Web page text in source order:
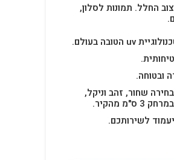
החלל. תמונות לסלון,
שחור, זהב וניקל,
מהקיר.